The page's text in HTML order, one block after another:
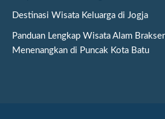
Destinasi Wisata Keluarga di Jogja
Panduan Lengkap Wisata Alam
Menenangkan di Puncak Kota Batu